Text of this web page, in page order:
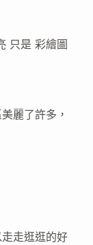
只是 彩繪圖
麗了許多，
走逛逛的好